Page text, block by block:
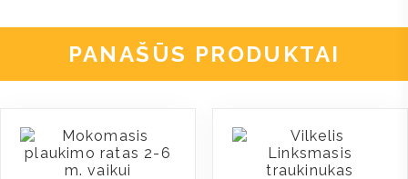
PANAŠŪS PRODUKTAI